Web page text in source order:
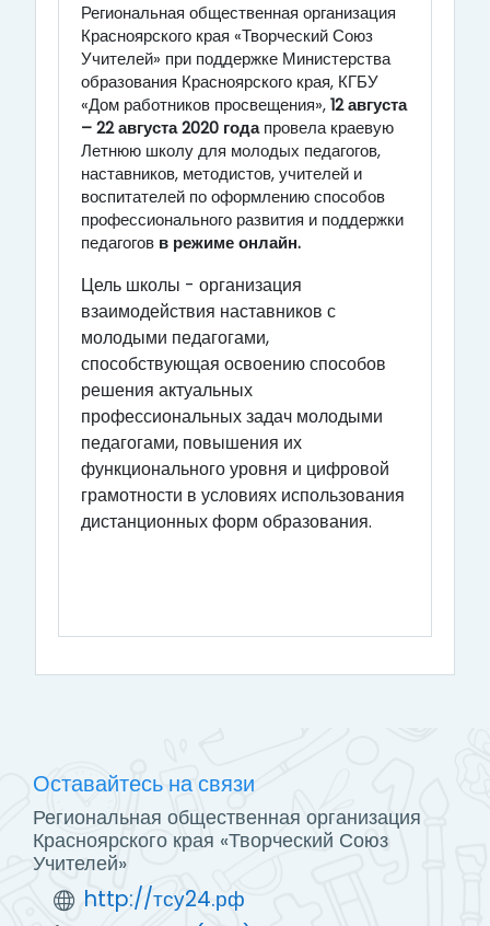
Региональная общественная организация
Красноярского края «Творческий Союз
Учителей» при поддержке Министерства
образования Красноярского края, КГБУ
«Дом работников просвещения», 12 августа
– 22 августа 2020 года провела краевую
Летнюю школу для молодых педагогов,
наставников, методистов, учителей и
воспитателей по оформлению способов
профессионального развития и поддержки
педагогов в режиме онлайн.
Цель школы - организация
взаимодействия наставников с
молодыми педагогами,
способствующая освоению способов
решения актуальных
профессиональных задач молодыми
педагогами, повышения их
функционального уровня и цифровой
грамотности в условиях использования
дистанционных форм образования.
Оставайтесь на связи
Региональная общественная организация
Красноярского края «Творческий Союз
Учителей»
http://тсу24.рф